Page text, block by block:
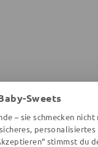
DER MARKE
Sweets
– sie schmecken nicht
personalisiertes
stimmst du